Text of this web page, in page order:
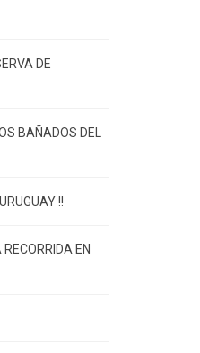
DE
BAÑADOS DEL
!!
EN